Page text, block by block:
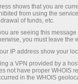
Стоит ли
shows that you are
from using the
of funds, etc.
are seeing this
you must leave the
IP address show your
a VPN provided by a
not have proper WHOIS
in the WHOIS